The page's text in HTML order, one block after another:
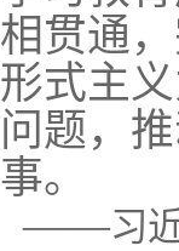
相贯通
形式主
问题，
事。
——习